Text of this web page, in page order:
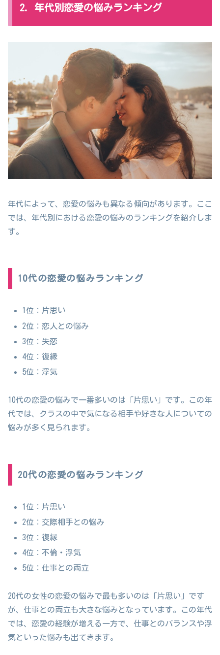
2. 年代別恋愛の悩みランキング
年代によって、恋愛の悩みも異なる傾向があります。ここ
では、年代別における恋愛の悩みのランキングを紹介しま
す。
10代の恋愛の悩みランキング
1位：片思い
2位：恋人との悩み
3位：失恋
4位：復縁
5位：浮気
10代の恋愛の悩みで一番多いのは「片思い」です。この年
代では、クラスの中で気になる相手や好きな人についての
悩みが多く見られます。
20代の恋愛の悩みランキング
1位：片思い
2位：交際相手との悩み
3位：復縁
4位：不倫・浮気
5位：仕事との両立
20代の女性の恋愛の悩みで最も多いのは「片思い」です
が、仕事との両立も大きな悩みとなっています。この年代
では、恋愛の経験が増える一方で、仕事とのバランスや浮
気といった悩みも出てきます。